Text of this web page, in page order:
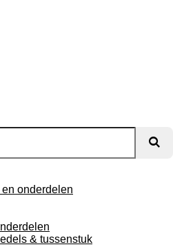
onderdelen
& tussenstuk